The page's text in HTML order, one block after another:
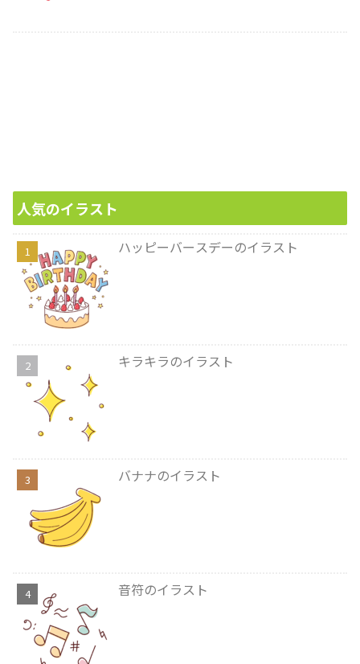
人気のイラスト
ハッピーバースデーのイラスト
キラキラのイラスト
バナナのイラスト
音符のイラスト